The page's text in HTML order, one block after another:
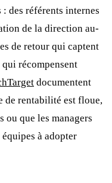
des référents internes
de la direction au-
de retour qui captent
récompensent
documentent
de rentabilité est floue,
ou que les managers
à adopter